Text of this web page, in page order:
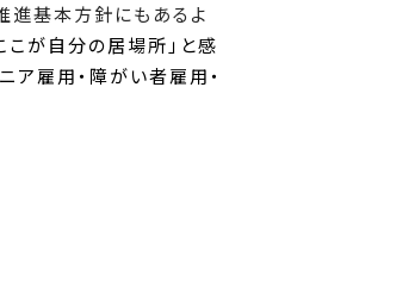
進基本方針にもあるよ
こが自分の居場所」と感
ア雇用・障がい者雇用・